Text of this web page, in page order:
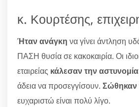
κ. Κουρτέσης,
Ήταν ανάγκη να γίνει άντληση
ΠΑΣΗ θυσία σε κακοκαιρία. Οι
εταιρείας κάλεσαν την αστυνομία
άδεια να προσεγγίσουν. Σώθηκαν
ευχαριστώ είναι πολύ λίγο.